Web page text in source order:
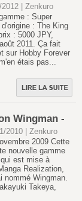
2012 | Zenkuro
: Super
: The King
: 5000 JPY,
2011. Ça fait
sur Hobby Forever
étais pas...
Wingman -
2010 | Zenkuro
2009 Cette
nouvelle gamme
est mise à
Realization,
nommé Wingman.
Takeya,